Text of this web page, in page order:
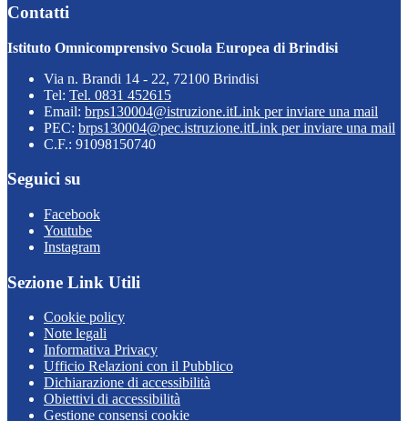
Contatti
Istituto Omnicomprensivo Scuola Europea di Brindisi
Via n. Brandi 14 - 22, 72100 Brindisi
Tel: Tel. 0831 452615
Email: brps130004@istruzione.itLink per inviare una mail
PEC: brps130004@pec.istruzione.itLink per inviare una mail
C.F.: 91098150740
Seguici su
Facebook
Youtube
Instagram
Sezione Link Utili
Cookie policy
Note legali
Informativa Privacy
Ufficio Relazioni con il Pubblico
Dichiarazione di accessibilità
Obiettivi di accessibilità
Gestione consensi cookie